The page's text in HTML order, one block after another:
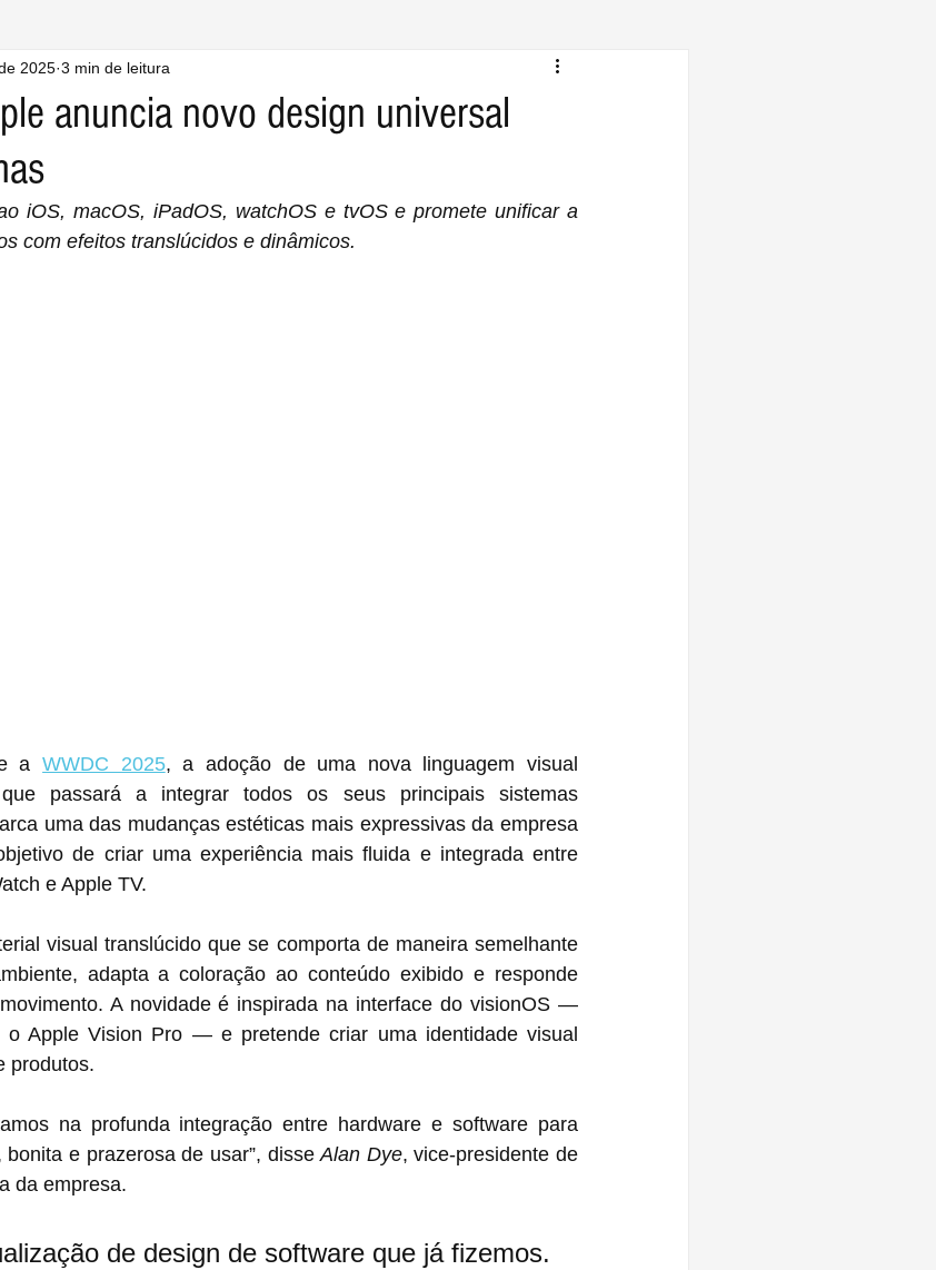
anuncia novo design universal
2025 3 min de leitura
iOS, macOS, iPadOS, watchOS e tvOS e promete unificar a
com efeitos translúcidos e dinâmicos.
a WWDC 2025, a adoção de uma nova linguagem visual
passará a integrar todos os seus principais sistemas
uma das mudanças estéticas mais expressivas da empresa
de criar uma experiência mais fluida e integrada entre
e Apple TV.
visual translúcido que se comporta de maneira semelhante
adapta a coloração ao conteúdo exibido e responde
A novidade é inspirada na interface do visionOS —
o Apple Vision Pro — e pretende criar uma identidade visual
produtos.
na profunda integração entre hardware e software para
e prazerosa de usar”, disse Alan Dye, vice-presidente de
da empresa.
de design de software que já fizemos.